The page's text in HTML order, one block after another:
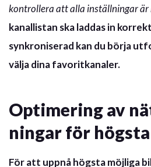
kontrollera att alla inställningar
kanallistan ska laddas in
synkroniserad kan du börja
välja dina favoritkanaler.
Optimering av
ningar för
För att uppnå högsta möjliga